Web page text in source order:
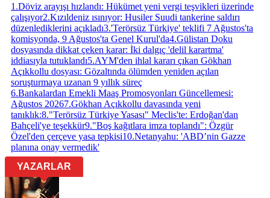
1 .Döviz arayışı hızlandı: Hükümet yeni vergi teşvikleri üzerinde
çalışıyor2.Kızıldeniz ısınıyor: Husiler Suudi tankerine saldırı
düzenlediklerini açıkladı3.'Terörsüz Türkiye' teklifi 7 Ağustos'ta
komisyonda, 9 Ağustos'ta Genel Kurul'da4.Gülistan Doku
dosyasında dikkat çeken karar: İki dalgıç 'delil karartma'
iddiasıyla tutuklandı5.AYM'den ihlal kararı çıkan Gökhan
Açıkkollu dosyası: Gözaltında ölümden yeniden açılan
soruşturmaya uzanan 9 yıllık süreç
6.Bankalardan Emekli Maaş Promosyonları Güncellemesi:
Ağustos 20267.Gökhan Açıkkollu davasında yeni
tanıklık:8."Terörsüz Türkiye Yasası" Meclis'te: Erdoğan'dan
Bahçeli'ye teşekkür9."Boş kağıtlara imza toplandı": Özgür
Özel'den çerçeve yasa tepkisi10.Netanyahu: 'ABD’nin Gazze
planına onay vermedik'
YAZARLAR